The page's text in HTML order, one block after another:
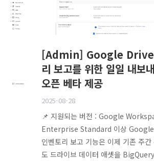
[Admin] Google Drive
리 보고를 위한 일일 내보
오픈 베타 제공
2025-08-28
📌 지원되는 버전 : Google
Enterprise Standard 이상 Google
인벤토리 보고 기능은 이제 기존 주간
도 드라이브 데이터 애셋을